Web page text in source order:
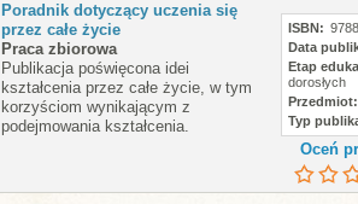
Poradnik dotyczący uczenia się
przez całe życie
Praca zbiorowa
Publikacja poświęcona idei
kształcenia przez całe życie, w tym
korzyściom wynikającym z
podejmowania kształcenia.
ISBN
Data
Etap
dorosłych
Przedmiot
Typ
Oceń